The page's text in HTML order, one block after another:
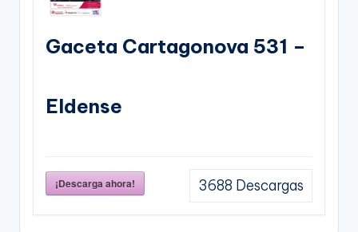
Gaceta Cartagonova 531 –
Eldense
¡Descarga ahora! 3688 Descargas